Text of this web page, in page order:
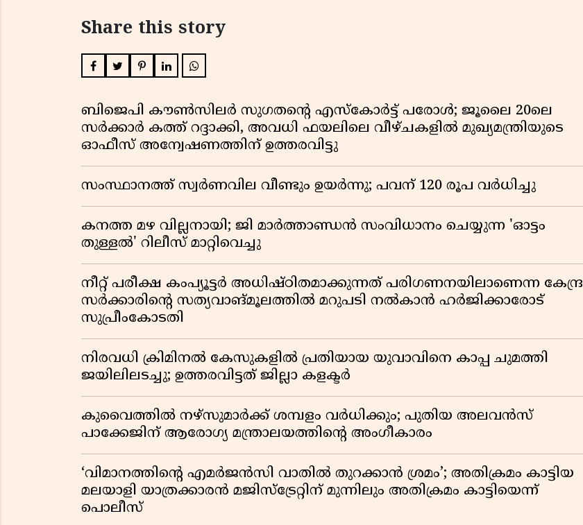
Share this story
ബിജെപി കൗൺസിലർ സുഗതന്റെ എസ്‌കോർട്ട് പരോൾ; ജൂലൈ 20ലെ
സർക്കാർ കത്ത് റദ്ദാക്കി, അവധി ഫയലിലെ വീഴ്ചകളിൽ മുഖ്യമന്ത്രിയുടെ
ഓഫീസ് അന്വേഷണത്തിന് ഉത്തരവിട്ടു
സംസ്ഥാനത്ത് സ്വര്‍ണവില വീണ്ടും ഉയർന്നു; പവന് 120 രൂപ വര്‍ധിച്ചു
കനത്ത മഴ വില്ലനായി; ജി മാർത്താണ്ഡൻ സംവിധാനം ചെയ്യുന്ന 'ഓട്ടം
തുള്ളൽ' റിലീസ് മാറ്റിവെച്ചു
നീറ്റ് പരീക്ഷ കംപ്യൂട്ടർ അധിഷ്ഠിതമാക്കുന്നത് പരിഗണനയിലാണെന്ന കേന്ദ്ര
സർക്കാരിൻ്റെ സത്യവാങ്മൂലത്തിൽ മറുപടി നൽകാൻ ഹർജിക്കാരോട്
സുപ്രീംകോടതി
നിരവധി ക്രിമിനൽ കേസുകളിൽ പ്രതിയായ യുവാവിനെ കാപ്പ ചുമത്തി
ജയിലിലടച്ചു; ഉത്തരവിട്ടത് ജില്ലാ കളക്ടർ
കുവൈത്തിൽ നഴ്‌സുമാർക്ക് ശമ്പളം വർധിക്കും; പുതിയ അലവൻസ്
പാക്കേജിന് ആരോഗ്യ മന്ത്രാലയത്തിൻ്റെ അംഗീകാരം
‘വിമാനത്തിൻ്റെ എമർജൻസി വാതിൽ തുറക്കാൻ ശ്രമം’; അതിക്രമം കാട്ടിയ
മലയാളി യാത്രക്കാരൻ മജിസ്ട്രേറ്റിന് മുന്നിലും അതിക്രമം കാട്ടിയെന്ന്
പൊലീസ്